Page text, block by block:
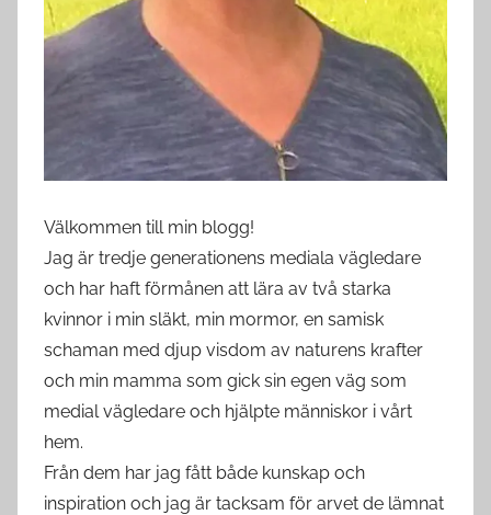
Välkommen till min blogg!
Jag är tredje generationens mediala vägledare
och har haft förmånen att lära av två starka
kvinnor i min släkt, min mormor, en samisk
schaman med djup visdom av naturens krafter
och min mamma som gick sin egen väg som
medial vägledare och hjälpte människor i vårt
hem.
Från dem har jag fått både kunskap och
inspiration och jag är tacksam för arvet de lämnat